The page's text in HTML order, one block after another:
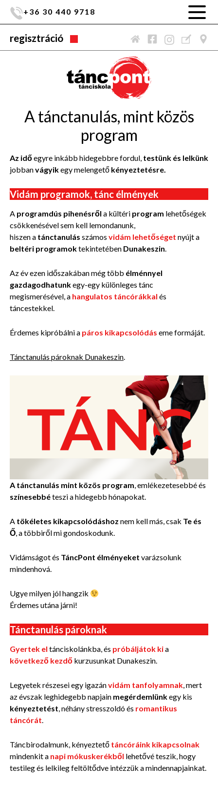
+36 30 440 9718
regisztráció
A tánctanulás, mint közös
program
Az időegyre inkább hidegebbre fordul, testünk és lelkünk
jobbanvágyikegy melengető kényeztetésre.
Vidám programok, tánc élmények
A programdús pihenésről a kültéri program lehetőségek
csökkenésével sem kell lemondanunk,
hiszen a tánctanulás számos vidám lehetőséget nyújt a
beltéri programoktekintetében Dunakeszin.
Az év ezen időszakában még több élménnyel
gazdagodhatunkegy-egy különleges tánc
megismerésével, a hangulatos táncórákkal és
táncestekkel.
Érdemes kipróbálni a páros kikapcsolódás eme formáját.
Tánctanulás pároknak Dunakeszin.
A tánctanulás mint közös program, emlékezetesebbé és
színesebbéteszi a hidegebb hónapokat.
A tökéletes kikapcsolódáshoz nem kell más, csak Te és
Ő, a többiről mi gondoskodunk.
Vidámságot és TáncPont élményeket varázsolunk
mindenhová.
Ugye milyen jól hangzik
Érdemes utána járni!
Tánctanulás pároknak
Gyertek el tánciskolánkba, és próbáljátok kia
következő kezdő kurzusunkat Dunakeszin.
Legyetek részesei egy igazánvidám tanfolyamnak, mert
az évszak leghidegebb napjain megérdemlünkegy kis
kényeztetést, néhány stresszoldó és romantikus
táncórát.
Táncbirodalmunk, kényeztető táncóráink kikapcsolnak
mindenkit a napi mókuskerékből lehetővé teszik, hogy
testileg és lelkileg feltöltődve intézzük a mindennapjainkat.